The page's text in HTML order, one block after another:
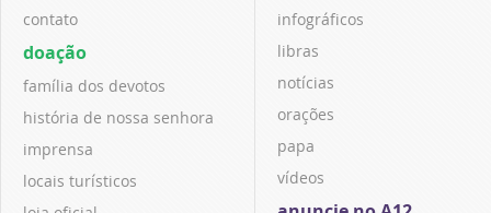
contato
doação
família dos devotos
história de nossa senhora
imprensa
locais turísticos
infográficos
libras
notícias
orações
papa
vídeos